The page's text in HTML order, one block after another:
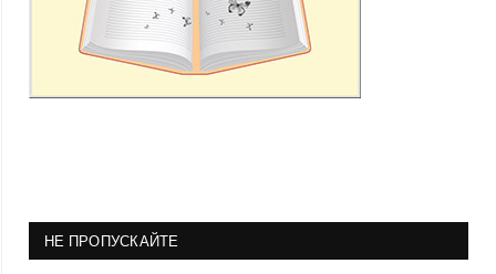
НЕ ПРОПУСКАЙТЕ